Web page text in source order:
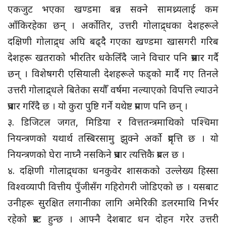
एकजुट भएका खण्डमा बन्न सक्ने सामथ्र्यलाई कम
आँकिरहेका छन् । अर्कोतिर, उत्तरी गोलाद्र्धका देशहरूले
दक्षिणी गोलाद्र्ध अघि बढ्दै गएका खण्डमा खासगरी गरिब
देशहरू खतराको भीरतिर धकेलिँदै जाने विचार पनि प्रसार गर्दै
छन् । विशेषगरी एसियाली देशहरूले फड्को मार्दै गए तिनले
उत्तरी गोलाद्र्धले बितेका सयौँ वर्षमा नल्याएको विपत्ति ल्याउने
प्रचार गरिँदै छ । यो कुरा पुष्टि गर्ने यथेष्ट प्रमाण पनि छन् ।
३. डिजिटल जगत, मिडिया र वित्ततन्त्रमाथिको पश्चिमा
नियन्त्रणको यथार्थ तस्बिरसामु झुक्ने अर्को प्रवृत्ति छ । यो
नियन्त्रणको घेरा नाघ्नै नसकिने प्रचार त्यत्तिकै प्रबल छ ।
४. दक्षिणी गोलाद्र्धका धनकुवेर शासकको उल्लेख्य हिस्सा
विश्वव्यापी वित्तीय पुँजीसँग गहिरोगरी जोडिएको छ । यसबाट
उनीहरू सुरक्षित लगानीका लागि अमेरिकी डलरमाथि निर्भर
रहेको प्रस्ट हुन्छ । आफ्नै देशबाट धन दोहन गरेर उत्तरी